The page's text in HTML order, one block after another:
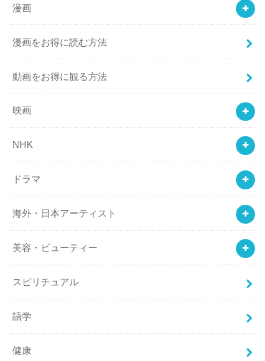
漫画
漫画をお得に読む方法
動画をお得に観る方法
映画
NHK
ドラマ
海外・日本アーティスト
美容・ビューティー
スピリチュアル
語学
健康